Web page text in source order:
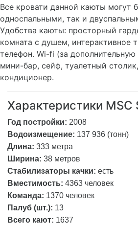
Все кровати данной каюты могут
односпальными, так и
Удобства каюты: просторный
комната с душем, интерактивное
телефон. Wi-fi (за дополнительную
мини-бар, сейф, туалетный
кондиционер.
Характеристики MSC
Год постройки: 2008
Водоизмещение: 137 936 (тонн)
Длина: 333 метра
Ширина: 38 метров
Стабилизаторы качки: есть
Вместимость: 4363 человек
Команда: 1370 человек
Палуб (шт.): 13
Всего кают: 1637